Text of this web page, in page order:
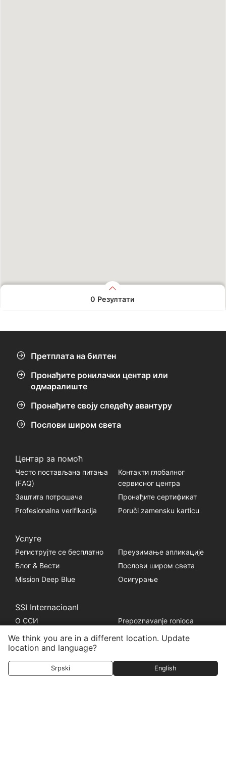
0 Резултати
Претплата на билтен
Пронађите ронилачки центар или
одмаралиште
Пронађите своју следећу авантуру
Послови широм света
Центар за помоћ
Често постављана питања
(FАQ)
Контакти глобалног
сервисног центра
Заштита потрошача
Пронађите сертификат
Profesionalna verifikacija
Poruči zamensku karticu
Услуге
Региструјте се бесплатно
Преузимање апликације
Блог & Вести
Послови широм света
Mission Deep Blue
Осигурање
SSI Internacioanl
О ССИ
Prepoznavanje ronioca
Професионално признање
Професионални систем
Правни
We think you are in a different location. Update
location and language?
Srpski English